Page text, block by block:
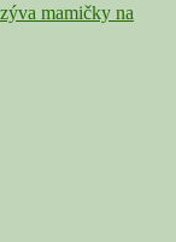
mamičky na